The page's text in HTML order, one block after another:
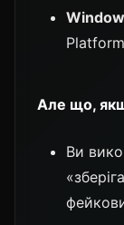
Але що,
Ви